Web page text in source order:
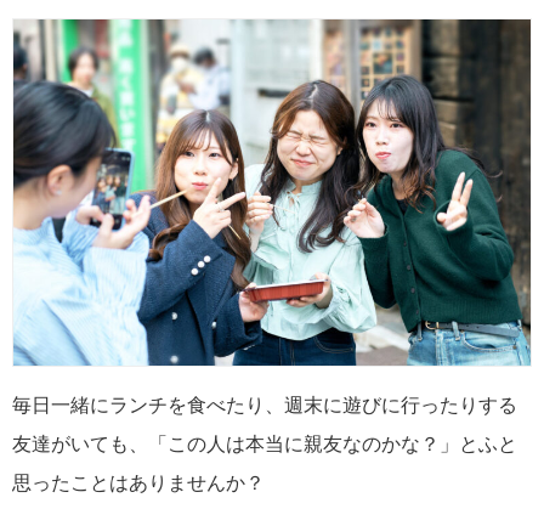
毎日一緒にランチを食べたり、週末に遊びに行ったりする
友達がいても、「この人は本当に親友なのかな？」とふと
思ったことはありませんか？